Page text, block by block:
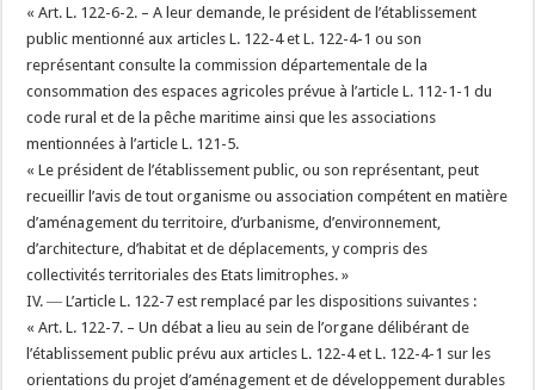
« Art. L. 122-6-2. – A leur demande, le président de l’établissement
public mentionné aux articles L. 122-4 et L. 122-4-1 ou son
représentant consulte la commission départementale de la
consommation des espaces agricoles prévue à l’article L. 112-1-1 du
code rural et de la pêche maritime ainsi que les associations
mentionnées à l’article L. 121-5.
« Le président de l’établissement public, ou son représentant, peut
recueillir l’avis de tout organisme ou association compétent en matière
d’aménagement du territoire, d’urbanisme, d’environnement,
d’architecture, d’habitat et de déplacements, y compris des
collectivités territoriales des Etats limitrophes. »
IV. ― L’article L. 122-7 est remplacé par les dispositions suivantes :
« Art. L. 122-7. – Un débat a lieu au sein de l’organe délibérant de
l’établissement public prévu aux articles L. 122-4 et L. 122-4-1 sur les
orientations du projet d’aménagement et de développement durables